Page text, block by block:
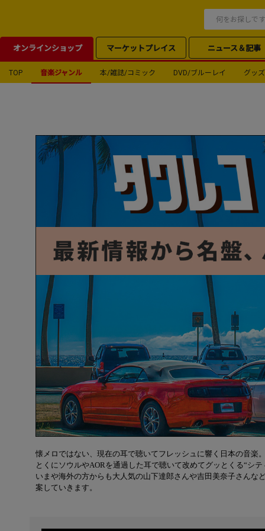
オンラインショップ マーケットプレイス ニュース＆記事
TOP 音楽ジャンル 本/雑誌/コミック DVD/ブルーレイ グッズ
懐メロではない、現在の耳で聴いてフレッシュに響く日本の音楽
とくにソウルやAORを通過した耳で聴いて改めてグッとくる“シ
いまや海外の方からも大人気の山下達郎さんや吉田美奈子さんな
案していきます。